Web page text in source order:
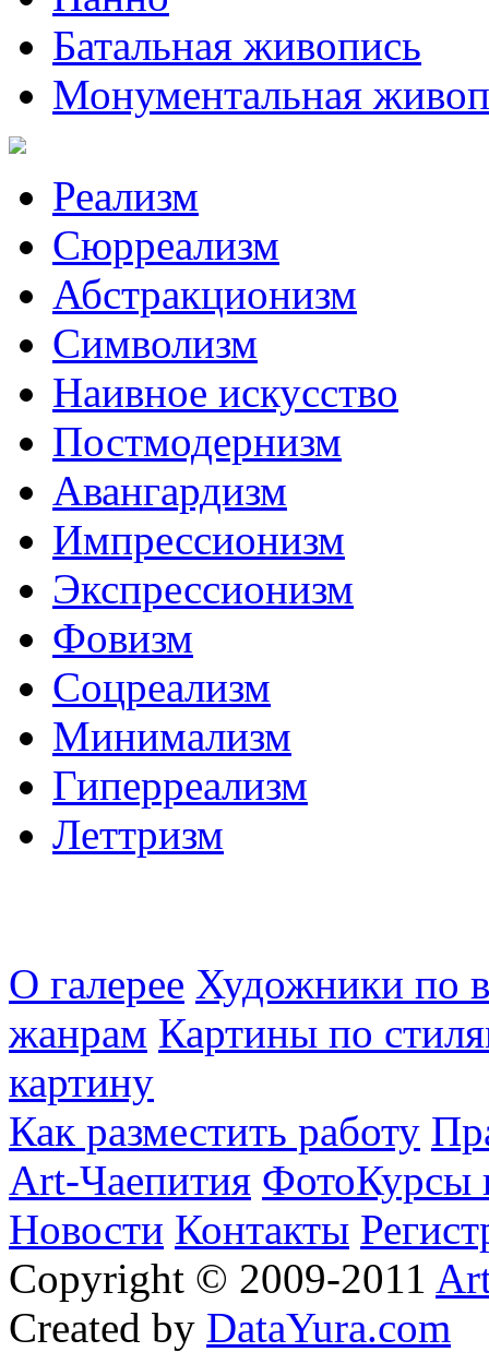
Батальная живопись
Монументальная
Реализм
Сюрреализм
Абстракционизм
Символизм
Наивное искусство
Постмодернизм
Авангардизм
Импрессионизм
Экспрессионизм
Фовизм
Соцреализм
Минимализм
Гиперреализм
Леттризм
О галерее Художники по
жанрам Картины по
картину
Как разместить работу
Art-Чаепития ФотоКурсы
Новости Контакты
Copyright © 2009-2011
Created by DataYura.com